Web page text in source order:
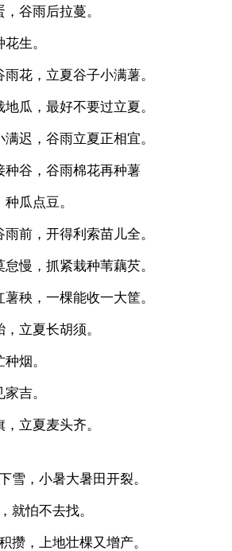
谷雨后拉蔓。
生。
花，立夏谷子小满薯。
瓜，最好不要过立夏。
迟，谷雨立夏正相宜。
种谷，谷雨棉花再种薯
瓜点豆。
前，开得利索苗儿全。
慢，抓紧栽种苇藕芡。
秧，一棵能收一大筐。
立夏长胡须。
烟。
吉。
立夏麦头齐。
雪，小暑大暑田开裂。
就怕不去找。
攒，上地壮棵又增产。